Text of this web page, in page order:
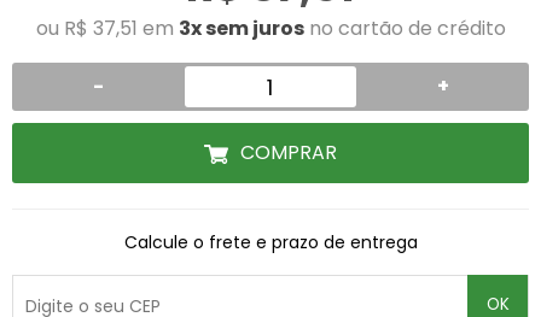
ou R$ 37,51 em 3x sem jurosno cartão de crédito
- +
COMPRAR
Calcule o frete e prazo de entrega
OK